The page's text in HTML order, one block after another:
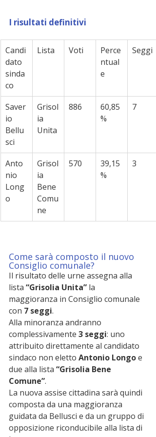
I risultati definitivi
Candi
dato
sinda
co
Lista Voti
Perce
ntual
e
Seggi
Saver
io
Bellu
sci
Grisol
ia
Unita
886
60,85
%
7
Anto
nio
Long
o
Grisol
ia
Bene
Comu
ne
570
39,15
%
3
Come sarà composto il nuovo
Consiglio comunale?
Il risultato delle urne assegna alla
lista “Grisolia Unita” la
maggioranza in Consiglio comunale
con 7 seggi.
Alla minoranza andranno
complessivamente 3 seggi: uno
attribuito direttamente al candidato
sindaco non eletto Antonio Longo e
due alla lista “Grisolia Bene
Comune”.
La nuova assise cittadina sarà quindi
composta da una maggioranza
guidata da Bellusci e da un gruppo di
opposizione riconducibile alla lista di